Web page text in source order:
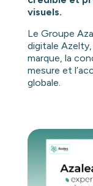
visuels.
Le Groupe
digitale
marque, la
mesure et
globale.